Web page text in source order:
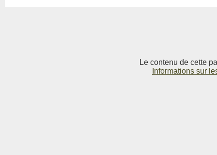
Le contenu de cette
Informations sur